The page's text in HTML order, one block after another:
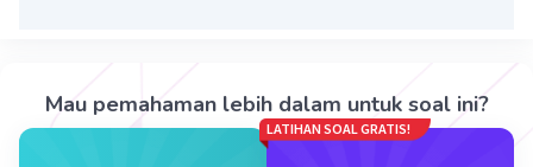
Mau pemahaman lebih dalam untuk soal ini?
LATIHAN SOAL GRATIS!